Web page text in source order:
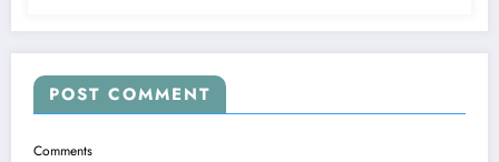
POST COMMENT
Comments